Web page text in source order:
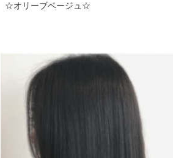
☆オリーブベージュ☆